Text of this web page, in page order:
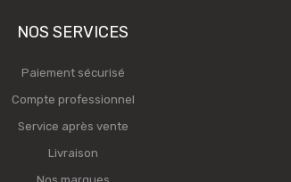
NOS SERVICES
Paiement sécurisé
Compte professionnel
Service après vente
Livraison